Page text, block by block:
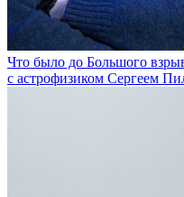
Что было до Большого
с астрофизиком Сергеем